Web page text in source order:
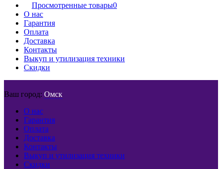
Просмотренные товары0
О нас
Гарантия
Оплата
Доставка
Контакты
Выкуп и утилизация техники
Скидки
Ваш город: Омск
О нас
Гарантия
Оплата
Доставка
Контакты
Выкуп и утилизация техники
Скидки